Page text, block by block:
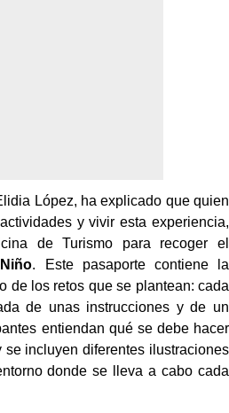
López, ha explicado que quien
y vivir esta experiencia,
de Turismo para recoger el
. Este pasaporte contiene la
de los retos que se plantean: cada
de unas instrucciones y de un
entiendan qué se debe hacer
incluyen diferentes ilustraciones
donde se lleva a cabo cada